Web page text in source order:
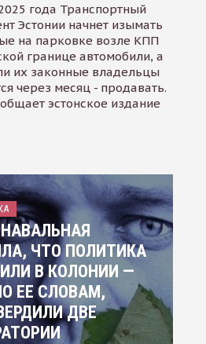
года Транспортный
Эстонии начнет изымать
на парковке возле КПП
границе автомобили, а
их законные владельцы
через месяц - продавать.
эстонское издание
ЧТО ПОЛИТИКА
В КОЛОНИИ —
ЕЕ СЛОВАМ,
ДВЕ